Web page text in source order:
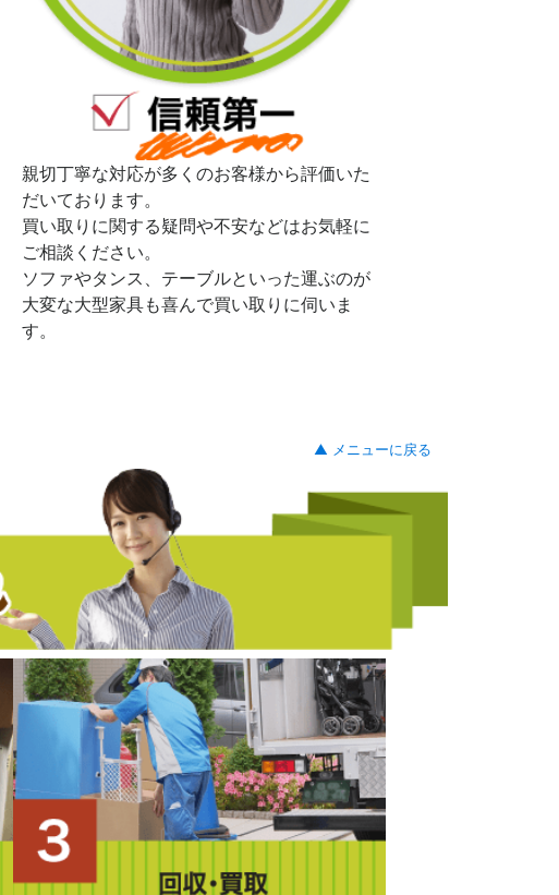
親切丁寧な対応が多くのお客様から評価いた
だいております。
買い取りに関する疑問や不安などはお気軽に
ご相談ください。
ソファやタンス、テーブルといった運ぶのが
大変な大型家具も喜んで買い取りに伺いま
す。
▲ メニューに戻る